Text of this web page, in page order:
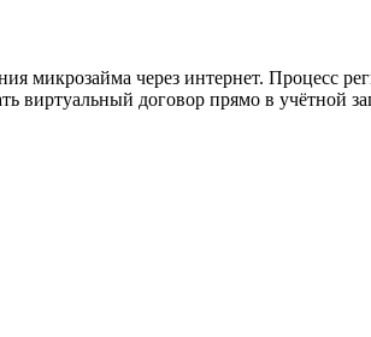
микрозайма через интернет. Процесс
договор прямо в учётной